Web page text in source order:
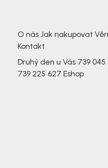
O nás Jak nakupovat
Kontakt
Druhý den u Vás 739 045
739 225 627 Eshop